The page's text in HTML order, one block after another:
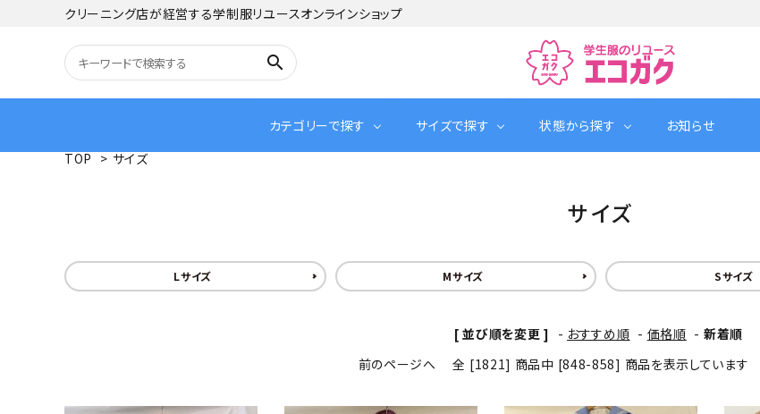
クリーニング店が経営する学制服リユースオンラインショップ
search
カテゴリーで探す サイズで探す 状態から探す お知らせ
TOP > サイズ
サイズ
Lサイズ Mサイズ Sサイズ
[ 並び順を変更 ] - おすすめ順 - 価格順 - 新着順
前のページへ
全 [1821] 商品中 [848-858] 商品を表示しています